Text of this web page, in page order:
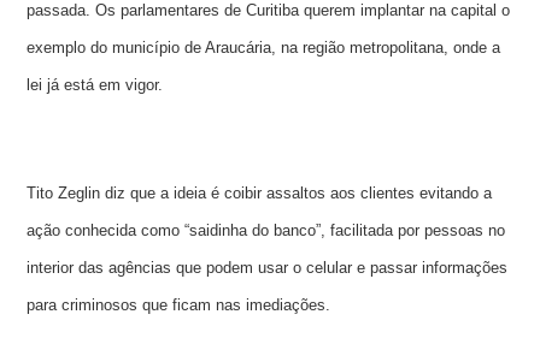
passada. Os parlamentares de Curitiba querem implantar na capital o
exemplo do município de Araucária, na região metropolitana, onde a
lei já está em vigor.
Tito Zeglin diz que a ideia é coibir assaltos aos clientes evitando a
ação conhecida como “saidinha do banco”, facilitada por pessoas no
interior das agências que podem usar o celular e passar informações
para criminosos que ficam nas imediações.